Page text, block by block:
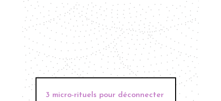
3 micro-rituels pour déconnecter